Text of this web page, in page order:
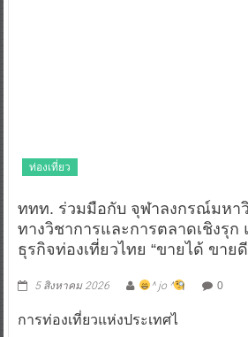
ท่องเที่ยว
ททท. ร่วมมือกับ จุฬาลงกรณ์มหา
ทางวิชาการและการตลาดเชิงรุก
ธุรกิจท่องเที่ยวไทย “ขายได้ ขาย
5 สิงหาคม 2026 ^ jo ^ 0
การท่องเที่ยวแห่งประเทศไ